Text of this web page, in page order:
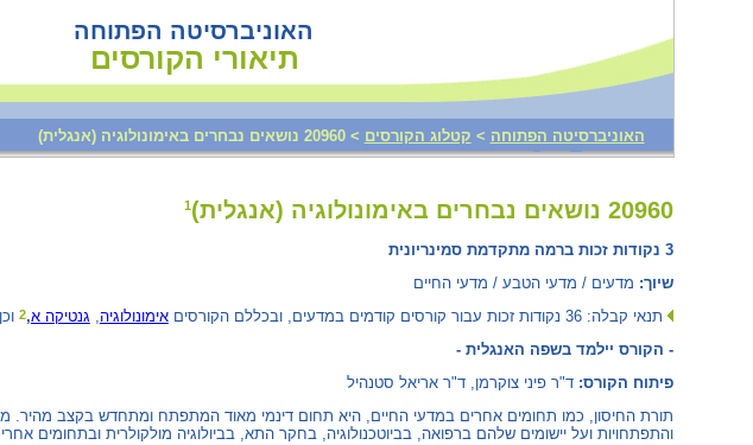
האוניברסיטה הפתוחה
תיאורי הקורסים
האוניברסיטה הפתוחה > קטלוג הקורסים >‫20960 נושאים נבחרים באימונולוגיה (‏אנגלית‎)‏‬
20960 נושאים נבחרים באימונולוגיה (‏ אנגלית‎)‏‏ 1
3 נקודות זכות ברמה מתקדמת סמינריונית
שיוך: מדעים / מדעי הטבע / מדעי החיים
תנאי קבלה: 36 נקודות זכות עבור קורסים קודמים במדעים, ובכללם הקורסים
אימונולוגיה גנטיקה א,
2
- הקורס יילמד בשפה האנגלית -
פיתוח הקורס: ד"ר פיני צוקרמן, ד"ר אריאל סטנהיל
תורת החיסון, כמו תחומים אחרים במדעי החיים, היא תחום דינמי מאוד המתפתח ומתחדש בקצב
והתפתחויות ועל יישומים שלהם ברפואה, בביוטכנולוגיה, בחקר התא, בביולוגיה מולקולרית ובתחומים